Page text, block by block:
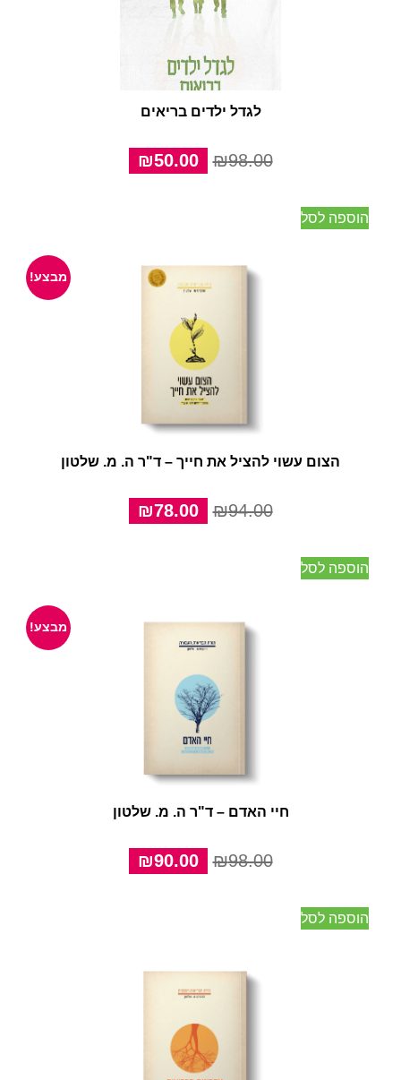
לגדל ילדים בריאים
₪98.00
המחיר
המקורי
₪50.00
הנוכחי
הוספה לסל
מבצע!
הצום עשוי להציל את חייך – ד"ר ה. מ. שלטון
₪94.00
המחיר
המקורי
₪78.00
הנוכחי
הוספה לסל
מבצע!
חיי האדם – ד"ר ה. מ. שלטון
₪98.00
המחיר
המקורי
₪90.00
הנוכחי
הוספה לסל